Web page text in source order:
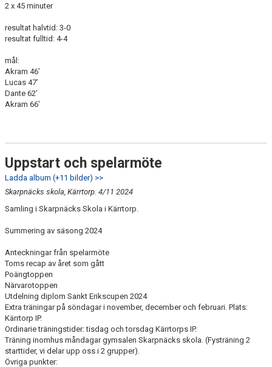
2 x 45 minuter
resultat halvtid: 3-0
resultat fulltid: 4-4
mål:
Akram 46’
Lucas 47’
Dante 62’
Akram 66’
Uppstart och spelarmöte
Ladda album (+11 bilder) >>
Skarpnäcks skola, Kärrtorp. 4/11 2024
Samling i Skarpnäcks Skola i Kärrtorp.
Summering av säsong 2024
Anteckningar från spelarmöte
Toms recap av året som gått
Poängtoppen
Närvarotoppen
Utdelning diplom Sankt Erikscupen 2024
Extra träningar på söndagar i november, december och februari. Plats:
Kärrtorp IP.
Ordinarie träningstider: tisdag och torsdag Kärrtorps IP.
Träning inomhus måndagar gymsalen Skarpnäcks skola. (Fysträning 2
starttider, vi delar upp oss i 2 grupper).
Övriga punkter: